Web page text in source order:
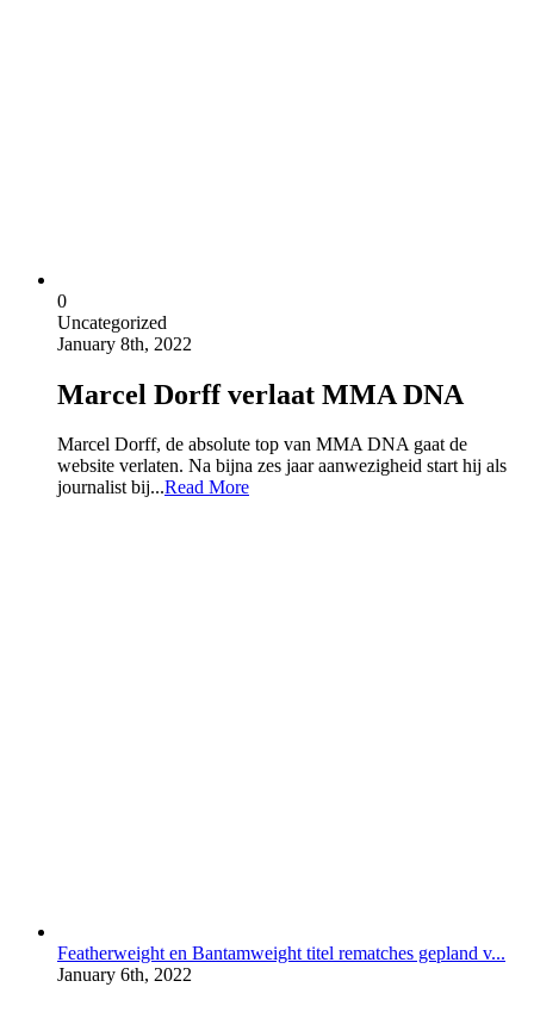
0
Uncategorized
January 8th, 2022
Marcel Dorff verlaat MMA DNA
Marcel Dorff, de absolute top van MMA DNA gaat de
website verlaten. Na bijna zes jaar aanwezigheid start hij als
journalist bij...Read More
Featherweight en Bantamweight titel rematches gepland v...
January 6th, 2022